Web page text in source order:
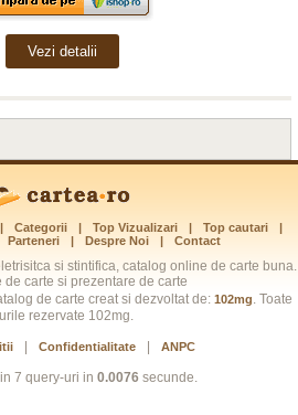
Vezi detalii
| Categorii | Top Vizualizari | Top cautari
|
Parteneri | Despre Noi | Contact
si stintifica, catalog online de carte buna.
carte si prezentare de carte
de carte creat si dezvoltat de: 102mg . Toate
rezervate 102mg.
| Confidentialitate | ANPC
7 query-uri in 0.0076 secunde.